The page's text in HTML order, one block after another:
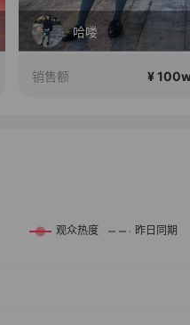
哈喽
销售额 ¥